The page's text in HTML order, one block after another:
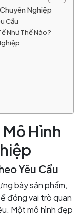
Nghiệp
Cầu
Như Thế Nào?
Hình
Yêu Cầu
bày sản phẩm,
đóng vai trò quan
Một mô hình đẹp